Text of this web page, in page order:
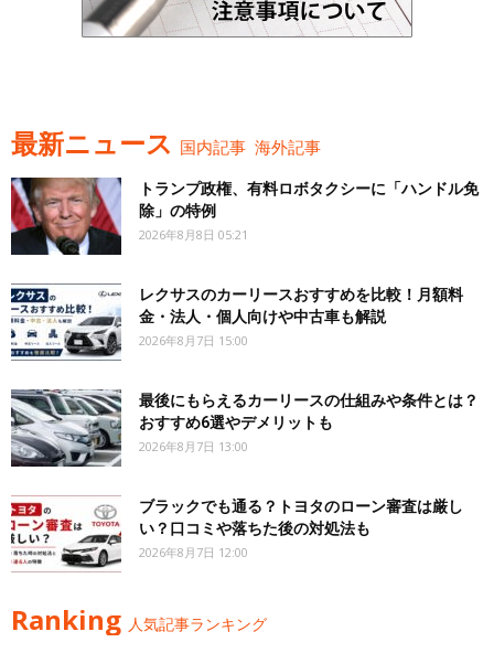
最新ニュース 国内記事 海外記事
トランプ政権、有料ロボタクシーに「ハンドル免
除」の特例
2026年8月8日 05:21
レクサスのカーリースおすすめを比較！月額料
金・法人・個人向けや中古車も解説
2026年8月7日 15:00
最後にもらえるカーリースの仕組みや条件とは？
おすすめ6選やデメリットも
2026年8月7日 13:00
ブラックでも通る？トヨタのローン審査は厳し
い？口コミや落ちた後の対処法も
2026年8月7日 12:00
Ranking 人気記事ランキング